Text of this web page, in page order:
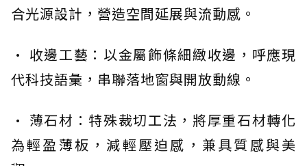
合光源設計，營造空間延展與流動感。
· 收邊工藝：以金屬飾條細緻收邊，呼應現
代科技語彙，串聯落地窗與開放動線。
· 薄石材：特殊裁切工法，將厚重石材轉化
為輕盈薄板，減輕壓迫感，兼具質感與美